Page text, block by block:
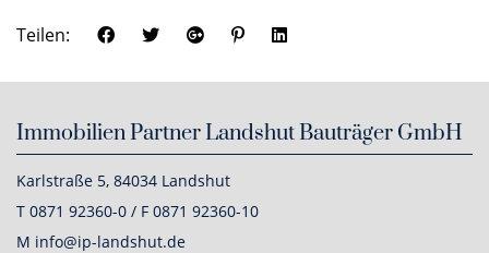
Teilen:
Immobilien Partner Landshut Bauträger GmbH
Karlstraße 5, 84034 Landshut
T 0871 92360-0 / F 0871 92360-10
M info@ip-landshut.de